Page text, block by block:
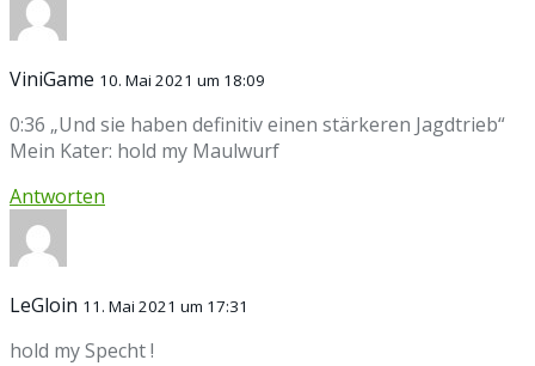
ViniGame 10. Mai 2021 um 18:09
0:36 „Und sie haben definitiv einen stärkeren Jagdtrieb“
Mein Kater: hold my Maulwurf
Antworten
LeGloin 11. Mai 2021 um 17:31
hold my Specht !